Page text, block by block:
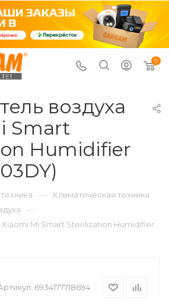
0
воздуха
Smart
Humidifier
— Климатическая техника
—
Mi Smart Sterilization Humidifier
6934177718694